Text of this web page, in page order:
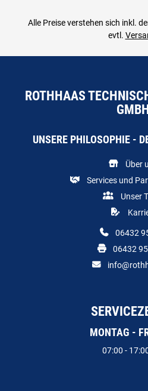
Alle Preise verstehen sich inkl.
evtl.
ROTHHAAS
UNSERE PHILOSOPHIE -
Über
Services und
Unser
06432
06432
MONTAG -
07:00 -